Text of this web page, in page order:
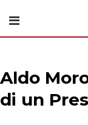
Aldo
di un